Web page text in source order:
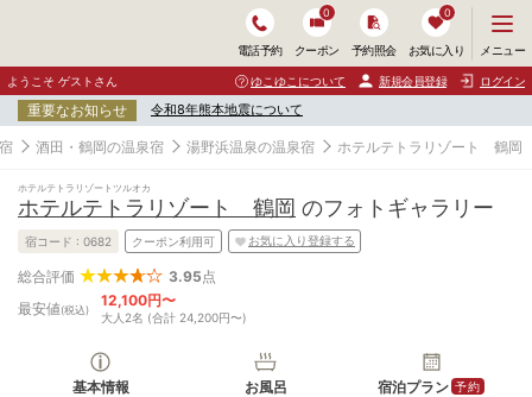
電話予約 クーポン
0
予約照会 お気に入り
0
ニ
ュ
ー
開
く
メニュー
ようこそ ゲストさん ゆこゆこについて 新規会員登録 ログイン
重要なお知らせ 令和8年熊本地震について
酒田・鶴岡の温泉宿 湯野浜温泉の温泉宿 ホテルテトラリゾート 鶴岡
ホテルテトラリゾートツルオカ
ホテルテトラリゾート 鶴岡 のフォトギャラリー
宿コード : 0682 クーポン利用可 お気に入り登録する
総合評価 3.95 点
最安値(税込)
12,100円〜
大人2名 (合計 24,200円〜)
基本情報 お風呂 宿泊プラン 予約